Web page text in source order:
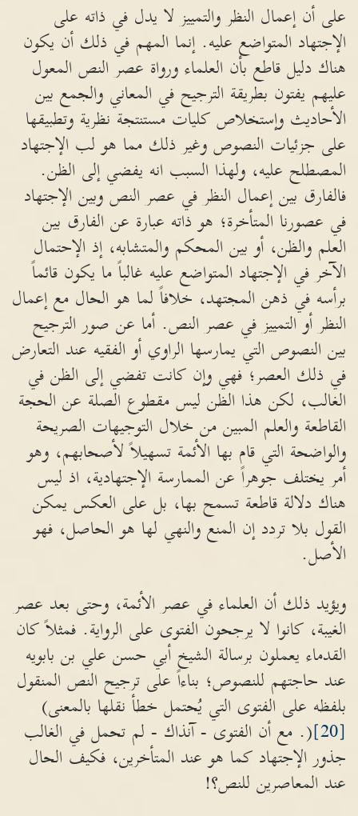
على أن إعمال النظر والتمييز لا يدل في ذاته على
الإجتهاد المتواضع عليه. إنما المهم في ذلك أن يكون
هناك دليل قاطع بأن العلماء ورواة عصر النص المعول
عليهم يفتون بطريقة الترجيح في المعاني والجمع بين
الأحاديث وإستخلاص كليات مستنتجة نظرية وتطبيقها
على جزئيات النصوص وغير ذلك مما هو لب الإجتهاد
المصطلح عليه، ولهذا السبب انه يفضي إلى الظن.
فالفارق بين إعمال النظر في عصر النص وبين الإجتهاد
في عصورنا المتأخرة؛ هو ذاته عبارة عن الفارق بين
العلم والظن، أو بين المحكم والمتشابه، إذ الإحتمال
الآخر في الإجتهاد المتواضع عليه غالباً ما يكون قائماً
برأسه في ذهن المجتهد، خلافاً لما هو الحال مع إعمال
النظر أو التمييز في عصر النص. أما عن صور الترجيح
بين النصوص التي يمارسها الراوي أو الفقيه عند التعارض
في ذلك العصر؛ فهي وإن كانت تفضي إلى الظن في
الغالب، لكن هذا الظن ليس مقطوع الصلة عن الحجة
القاطعة والعلم المبين من خلال التوجيهات الصريحة
والواضحة التي قام بها الأئمة تسهيلاً لأصحابهم، وهو
أمر يختلف جوهراً عن الممارسة الإجتهادية، اذ ليس
هناك دلالة قاطعة تسمح بها، بل على العكس يمكن
القول بلا تردد إن المنع والنهي لها هو الحاصل، فهو
الأصل.
ويؤيد ذلك أن العلماء في عصر الأئمة، وحتى بعد عصر
الغيبة، كانوا لا يرجحون الفتوى على الرواية. فمثلاً كان
القدماء يعملون برسالة الشيخ أبي حسن علي بن بابويه
عند حاجتهم للنصوص؛ بناءاً على ترجيح النص المنقول
بلفظه على الفتوى التي يُحتمل خطأ نقلها بالمعنى)
[20]
(. مع أن الفتوى - آنذاك - لم تحمل في الغالب
جذور الإجتهاد كما هو عند المتأخرين، فكيف الحال
عند المعاصرين للنص؟!